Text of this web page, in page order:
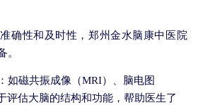
确性和及时性，郑州金水脑康中医院
：如磁共振成像（MRI）、脑电图
评估大脑的结构和功能，帮助医生了